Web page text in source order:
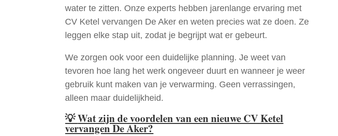
water te zitten. Onze experts hebben jarenlange ervaring met
CV Ketel vervangen De Aker en weten precies wat ze doen. Ze
leggen elke stap uit, zodat je begrijpt wat er gebeurt.
We zorgen ook voor een duidelijke planning. Je weet van
tevoren hoe lang het werk ongeveer duurt en wanneer je weer
gebruik kunt maken van je verwarming. Geen verrassingen,
alleen maar duidelijkheid.
💡Wat zijn de voordelen van een nieuwe CV Ketel
vervangen De Aker?